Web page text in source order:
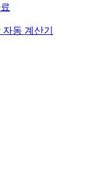
동 계산기